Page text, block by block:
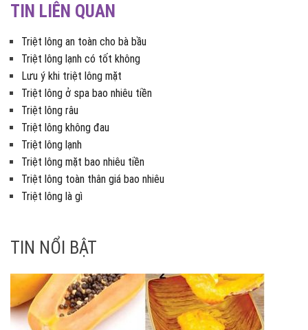
TIN LIÊN QUAN
Triệt lông an toàn cho bà bầu
Triệt lông lạnh có tốt không
Lưu ý khi triệt lông mặt
Triệt lông ở spa bao nhiêu tiền
Triệt lông râu
Triệt lông không đau
Triệt lông lạnh
Triệt lông mặt bao nhiêu tiền
Triệt lông toàn thân giá bao nhiêu
Triệt lông là gì
TIN NỔI BẬT